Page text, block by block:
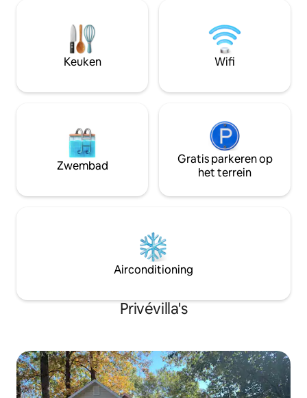
op de golfbaan op het terrein. Je zult
nooit willen vertrekken als je kunt
zwemmen in het gemeenschappelijke
zwembad, nabijgelegen paden kunt
bezoeken!
een nationaal
uitgebreid
Keuken Wifi
Zwembad
Gratis parkeren op
het terrein
Airconditioning
Privévilla's